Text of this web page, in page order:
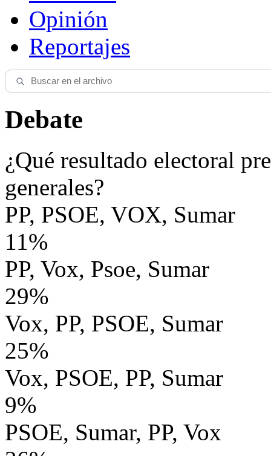
Opinión
Reportajes
Debate
¿Qué resultado electoral
generales?
PP, PSOE, VOX, Sumar
11%
PP, Vox, Psoe, Sumar
29%
Vox, PP, PSOE, Sumar
25%
Vox, PSOE, PP, Sumar
9%
PSOE, Sumar, PP, Vox